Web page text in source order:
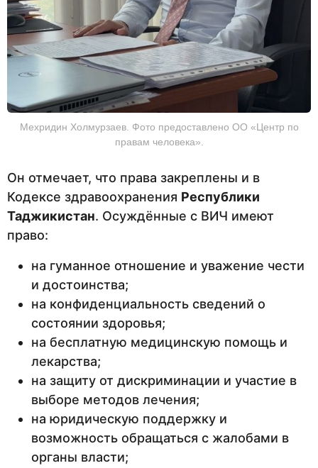
Мехридин Холмурзаев. Фото предоставлено ОО «Центр по
правам человека».
Он отмечает, что права закреплены и в
Кодексе здравоохранения Республики
Таджикистан. Осуждённые с ВИЧ имеют
право:
на гуманное отношение и уважение чести
и достоинства;
на конфиденциальность сведений о
состоянии здоровья;
на бесплатную медицинскую помощь и
лекарства;
на защиту от дискриминации и участие в
выборе методов лечения;
на юридическую поддержку и
возможность обращаться с жалобами в
органы власти;